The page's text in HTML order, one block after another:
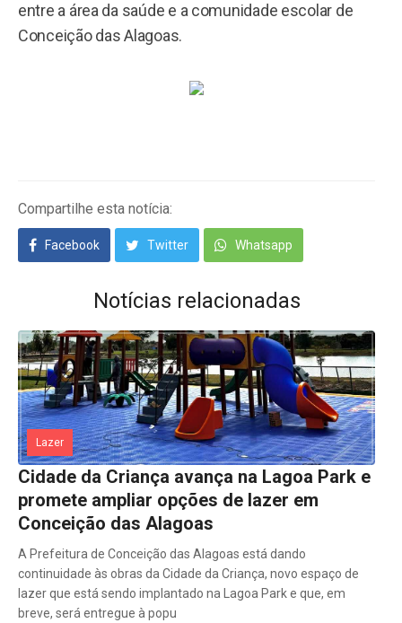
entre a área da saúde e a comunidade escolar de
Conceição das Alagoas.
Compartilhe esta notícia:
Facebook Twitter Whatsapp
Notícias relacionadas
Lazer
Cidade da Criança avança na Lagoa Park e
promete ampliar opções de lazer em
Conceição das Alagoas
A Prefeitura de Conceição das Alagoas está dando
continuidade às obras da Cidade da Criança, novo espaço de
lazer que está sendo implantado na Lagoa Park e que, em
breve, será entregue à popu